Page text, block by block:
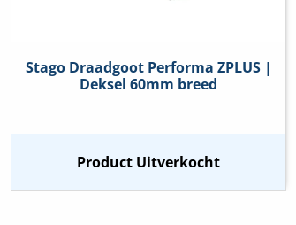
Stago Draadgoot Performa ZPLUS |
Deksel 60mm breed
Product Uitverkocht